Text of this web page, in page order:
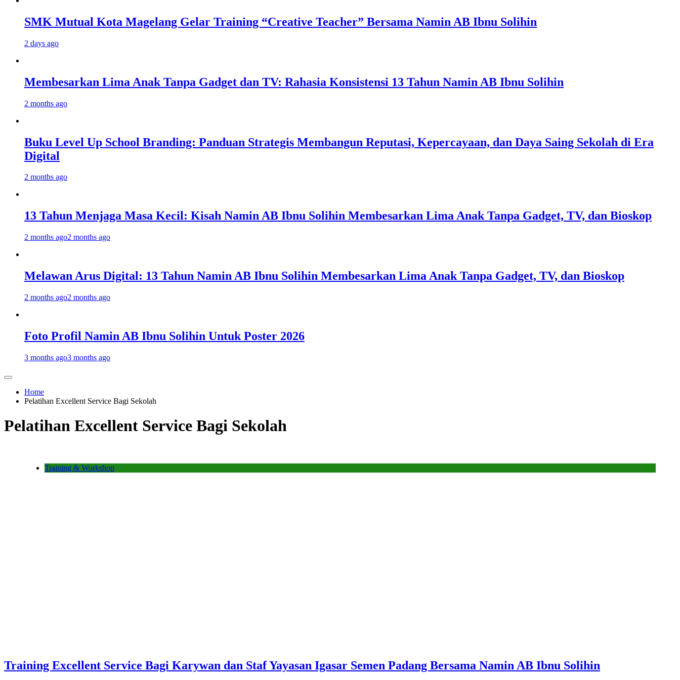
SMK Mutual Kota Magelang Gelar Training “Creative Teacher” Bersama Namin AB Ibnu Solihin
2 days ago
Membesarkan Lima Anak Tanpa Gadget dan TV: Rahasia Konsistensi 13 Tahun Namin AB Ibnu Solihin
2 months ago
Buku Level Up School Branding: Panduan Strategis Membangun Reputasi, Kepercayaan, dan Daya Saing Sekolah di Era
Digital
2 months ago
13 Tahun Menjaga Masa Kecil: Kisah Namin AB Ibnu Solihin Membesarkan Lima Anak Tanpa Gadget, TV, dan Bioskop
2 months ago2 months ago
Melawan Arus Digital: 13 Tahun Namin AB Ibnu Solihin Membesarkan Lima Anak Tanpa Gadget, TV, dan Bioskop
2 months ago2 months ago
Foto Profil Namin AB Ibnu Solihin Untuk Poster 2026
3 months ago3 months ago
Home
Pelatihan Excellent Service Bagi Sekolah
Pelatihan Excellent Service Bagi Sekolah
Training & Workshop
Training Excellent Service Bagi Karywan dan Staf Yayasan Igasar Semen Padang Bersama Namin AB Ibnu Solihin